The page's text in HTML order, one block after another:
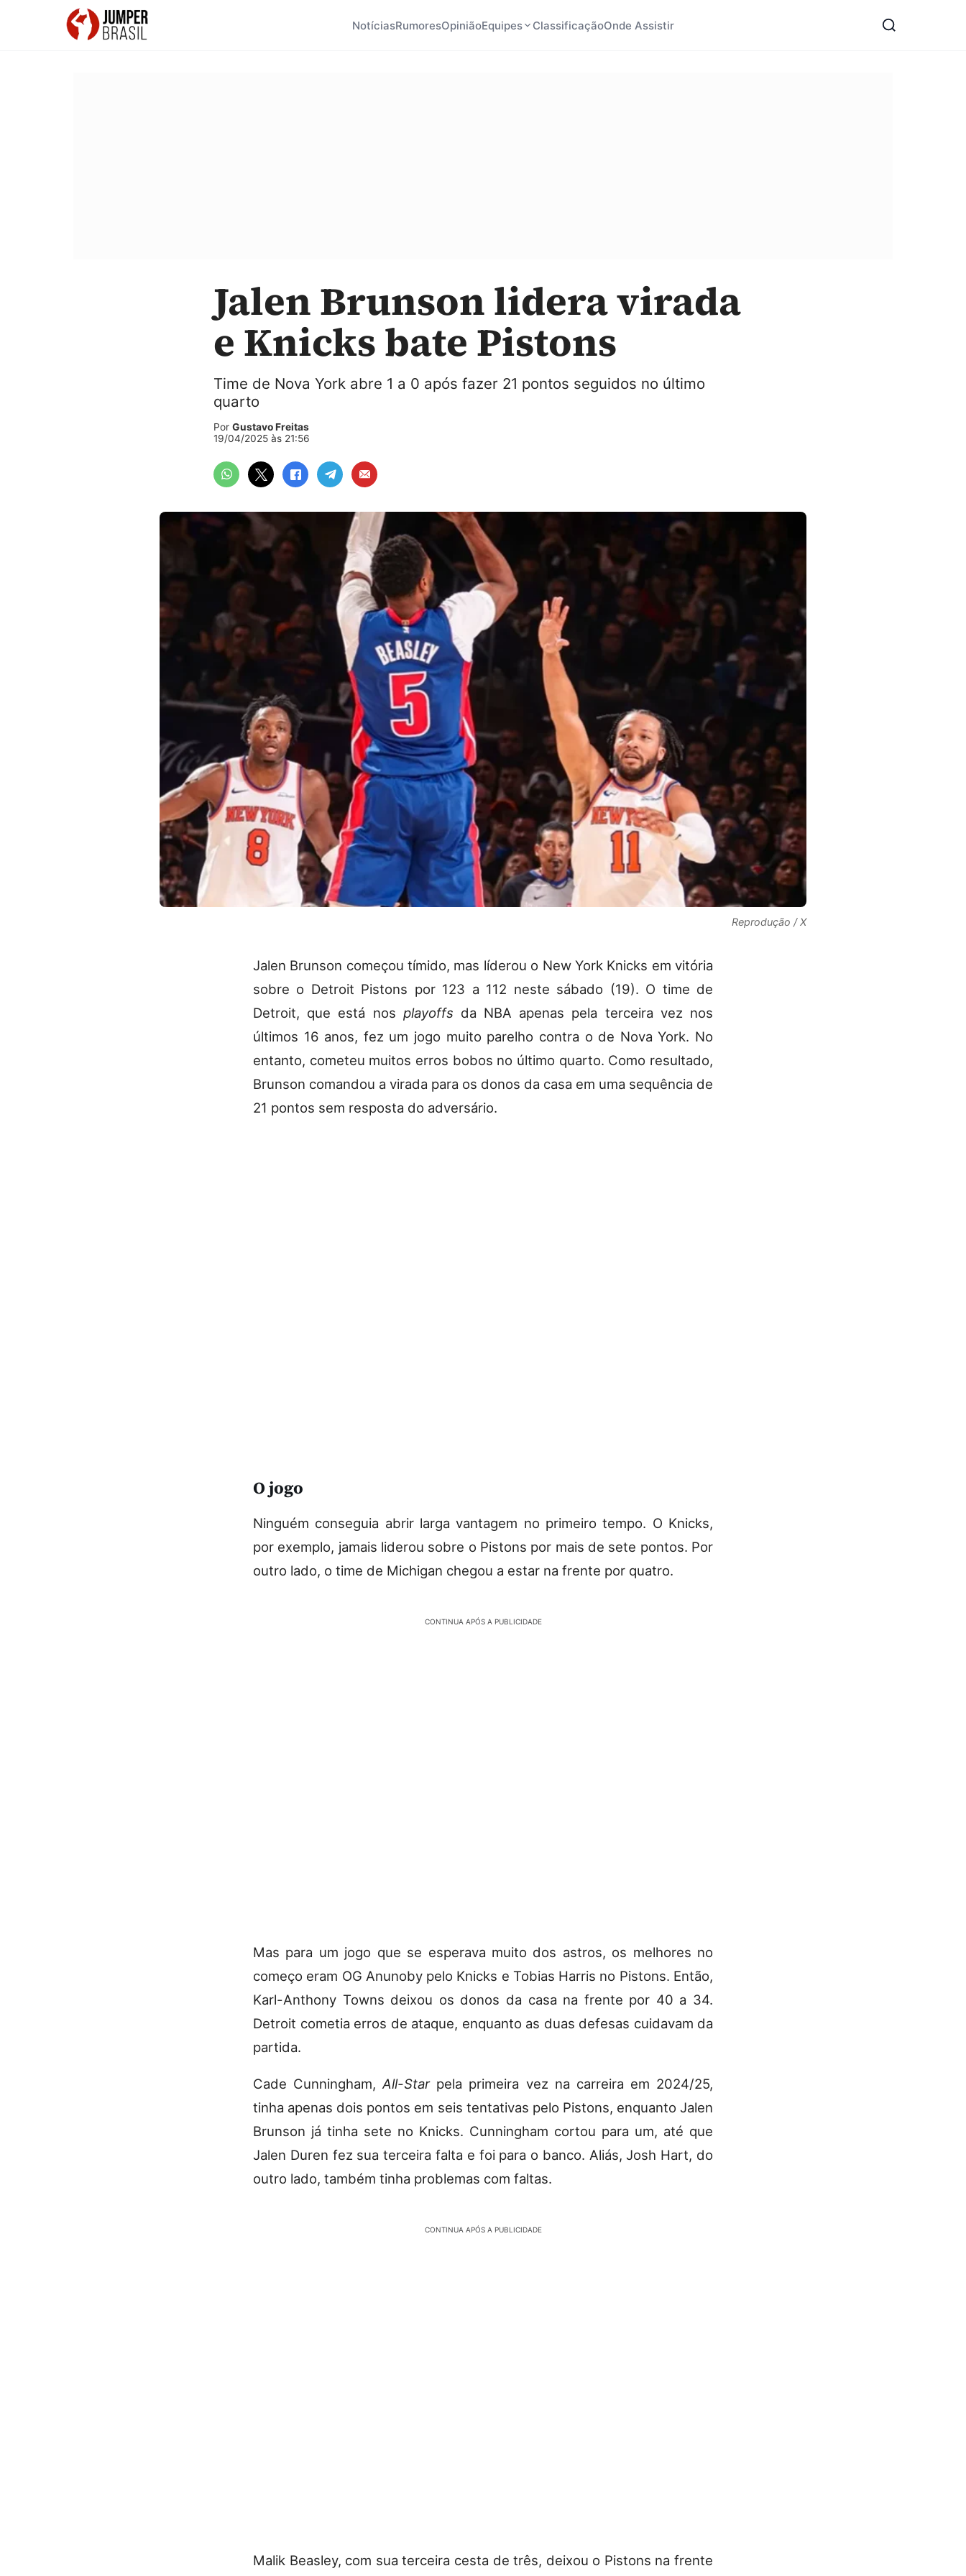
NotíciasRumoresOpiniãoEquipes ClassificaçãoOnde Assistir
Jalen Brunson lidera virada
e Knicks bate Pistons
Time de Nova York abre 1 a 0 após fazer 21 pontos seguidos no último
quarto
Por Gustavo Freitas
19/04/2025 às 21:56
Reprodução / X
Jalen Brunson começou tímido, mas líderou o New York Knicks em vitória
sobre o Detroit Pistons por 123 a 112 neste sábado (19). O time de
Detroit, que está nos playoffs da NBA apenas pela terceira vez nos
últimos 16 anos, fez um jogo muito parelho contra o de Nova York. No
entanto, cometeu muitos erros bobos no último quarto. Como resultado,
Brunson comandou a virada para os donos da casa em uma sequência de
21 pontos sem resposta do adversário.
O jogo
Ninguém conseguia abrir larga vantagem no primeiro tempo. O Knicks,
por exemplo, jamais liderou sobre o Pistons por mais de sete pontos. Por
outro lado, o time de Michigan chegou a estar na frente por quatro.
CONTINUA APÓS A PUBLICIDADE
Mas para um jogo que se esperava muito dos astros, os melhores no
começo eram OG Anunoby pelo Knicks e Tobias Harris no Pistons. Então,
Karl-Anthony Towns deixou os donos da casa na frente por 40 a 34.
Detroit cometia erros de ataque, enquanto as duas defesas cuidavam da
partida.
Cade Cunningham,All-Starpela primeira vez na carreira em 2024/25,
tinha apenas dois pontos em seis tentativas pelo Pistons, enquanto Jalen
Brunson já tinha sete no Knicks. Cunningham cortou para um, até que
Jalen Duren fez sua terceira falta e foi para o banco. Aliás, Josh Hart, do
outro lado, também tinha problemas com faltas.
CONTINUA APÓS A PUBLICIDADE
Malik Beasley, com sua terceira cesta de três, deixou o Pistons na frente